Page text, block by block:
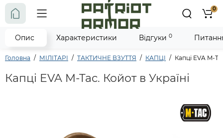
0
Головна МІЛІТАРІ ТАКТИЧНЕ ВЗУТТЯ КАПЦІ Капці EVA M-
Капці EVA M-Tac. Койот в Україні
Опис Характеристики Відгуки 0